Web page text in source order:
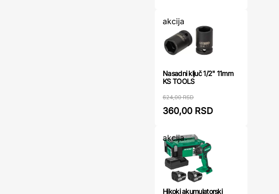
akcija
Nasadni ključ 1/2" 11mm
KS TOOLS
624,00 RSD
360,00 RSD
akcija
Hikoki akumulatorski